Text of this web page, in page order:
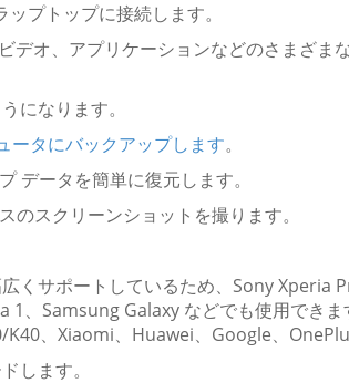
プトップに接続します。
デオ、アプリケーションなどのさまざま
になります。
タにバックアップします。
データを簡単に復元します。
スクリーンショットを撮ります。
くサポートしているため、Sony Xperia
、Samsung Galaxy などでも使用できま
、Xiaomi、Huawei、Google、
します。